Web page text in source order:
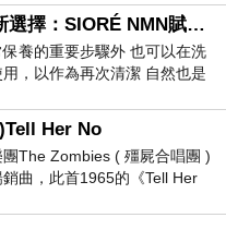
♡♡韓國保養新選擇：SIORÉ NMN賦活泡泡化妝水♡♡
養的重要步驟外 也可以在洗
，以作為再次清潔 自然也是
過，我對於化妝
Her No
The Zombies ( 殭屍合唱團 )
曲，此首1965的《Tell Her
在告示牌百大單曲